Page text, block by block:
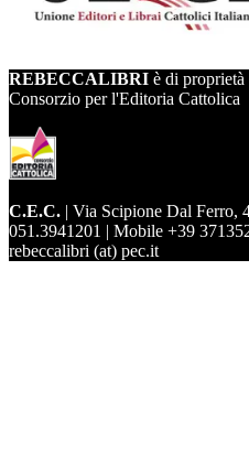
REBECCALIBRI è di proprietà
Consorzio per l'Editoria Cattolica
C.E.C. | Via Scipione Dal Ferro,
051.3941201 | Mobile +39
rebeccalibri (at) pec.it